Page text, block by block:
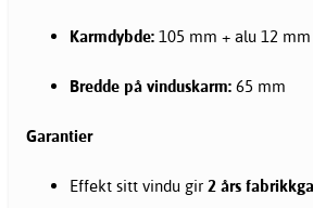
Karmdybde: 105 mm + alu 12 mm
Bredde på vinduskarm: 65 mm
Garantier
Effekt sitt vindu gir 2 års